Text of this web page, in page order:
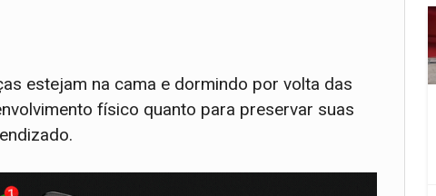
estejam na cama e dormindo por volta das
físico quanto para preservar suas